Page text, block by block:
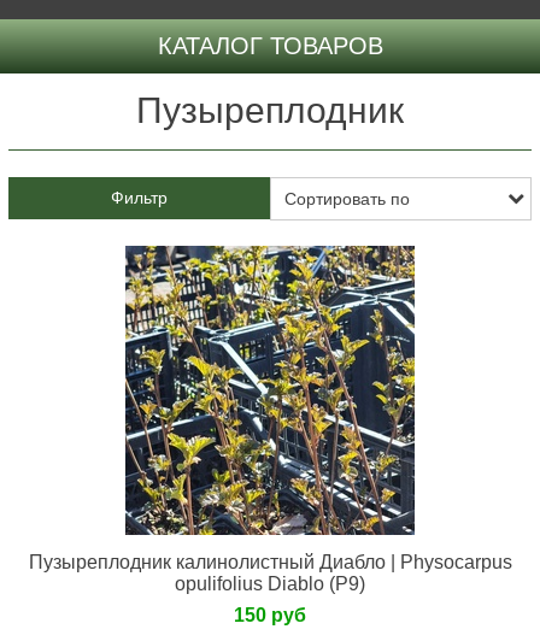
КАТАЛОГ ТОВАРОВ
Пузыреплодник
Фильтр
Пузыреплодник калинолистный Диабло | Physocarpus
opulifolius Diablo (Р9)
150 руб